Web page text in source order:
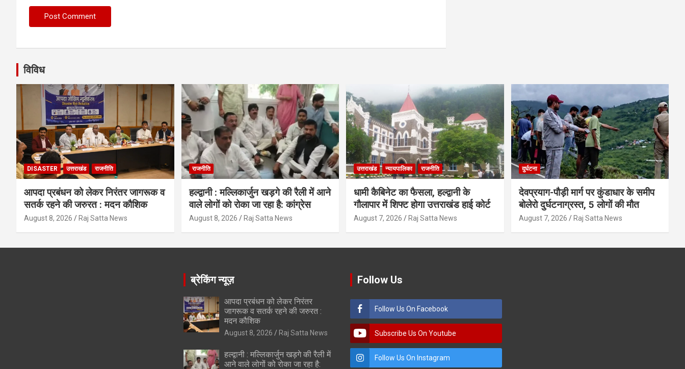
विविध
DISASTER उत्तराखंड राजनीति
आपदा प्रबंधन को लेकर निरंतर जागरूक व
सतर्क रहने की जरुरत : मदन कौशिक
August 8, 2026 Raj Satta News
राजनीति
हल्द्वानी : मल्लिकार्जुन खड़गे की रैली में आने
वाले लोगों को रोका जा रहा है: कांग्रेस
August 8, 2026 Raj Satta News
उत्तराखंड न्यायपालिका राजनीति
धामी कैबिनेट का फैसला, हल्द्वानी के
गौलापार में शिफ्ट होगा उत्तराखंड हाई कोर्ट
August 7, 2026 Raj Satta News
दुर्घटना
देवप्रयाग-पौड़ी मार्ग पर कुंडाधार के समीप
बोलेरो दुर्घटनाग्रस्त, 5 लोगों की मौत
August 7, 2026 Raj Satta News
ब्रेकिंग न्यूज़
आपदा प्रबंधन को लेकर निरंतर
जागरूक व सतर्क रहने की जरुरत :
मदन कौशिक
August 8, 2026 Raj Satta News
हल्द्वानी : मल्लिकार्जुन खड़गे की रैली में
आने वाले लोगों को रोका जा रहा है:
Follow Us
Follow Us On Facebook
Subscribe Us On Youtube
Follow Us On Instagram